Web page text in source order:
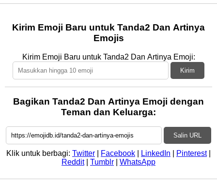
Kirim Emoji Baru untuk Tanda2 Dan Artinya
Emojis
Kirim Emoji Baru untuk Tanda2 Dan Artinya Emoji:
Kirim
Bagikan Tanda2 Dan Artinya Emoji dengan
Teman dan Keluarga:
Salin URL
Klik untuk berbagi: Twitter Facebook LinkedIn Pinterest|
Reddit| Tumblr WhatsApp